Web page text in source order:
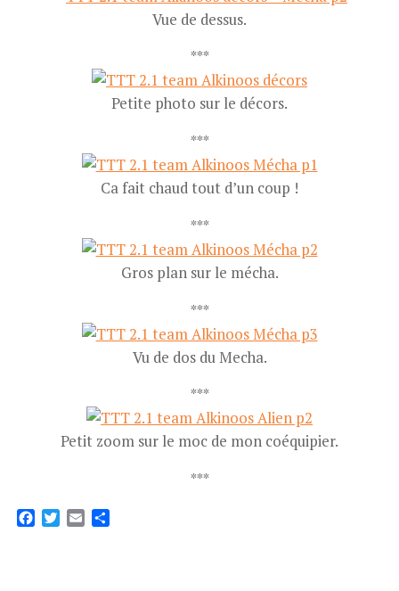
Vue de dessus.
***
Petite photo sur le décors.
***
Ca fait chaud tout d’un coup !
***
Gros plan sur le mécha.
***
Vu de dos du Mecha.
***
Petit zoom sur le moc de mon coéquipier.
***
Facebook
Twitter
Email